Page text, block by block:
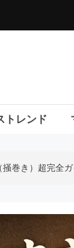
トレンド
巻き）超完全